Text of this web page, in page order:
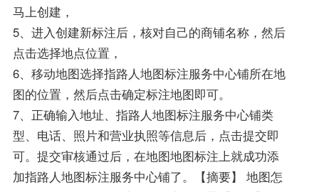
马上创建，
5、进入创建新标注后，核对自己的商铺名称，然后
点击选择地点位置，
6、移动地图选择指路人地图标注服务中心铺所在地
图的位置，然后点击确定标注地图即可。
7、正确输入地址、指路人地图标注服务中心铺类
型、电话、照片和营业执照等信息后，点击提交即
可。提交审核通过后，在地图地图标注上就成功添
加指路人地图标注服务中心铺了。【摘要】 地图怎